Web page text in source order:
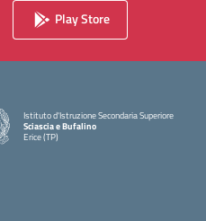
Play Store
Istituto d'Istruzione Secondaria Superiore
Sciascia e Bufalino
Erice (TP)